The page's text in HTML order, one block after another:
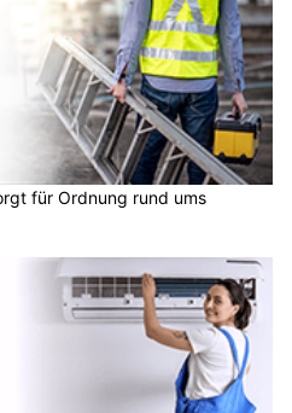
für Ordnung rund ums